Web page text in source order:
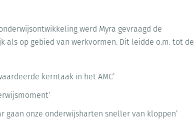
werd Myra gevraagd de
als op gebied van werkvormen. Dit leidde o.m. tot de
kerntaak in het AMC’
gaan onze onderwijsharten sneller van kloppen’